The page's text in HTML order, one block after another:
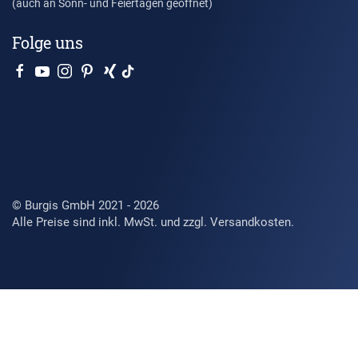
(auch an Sonn- und Feiertagen geöffnet)
Folge uns
© Burgis GmbH 2021 - 2026
Alle Preise sind inkl. MwSt. und zzgl. Versandkosten.